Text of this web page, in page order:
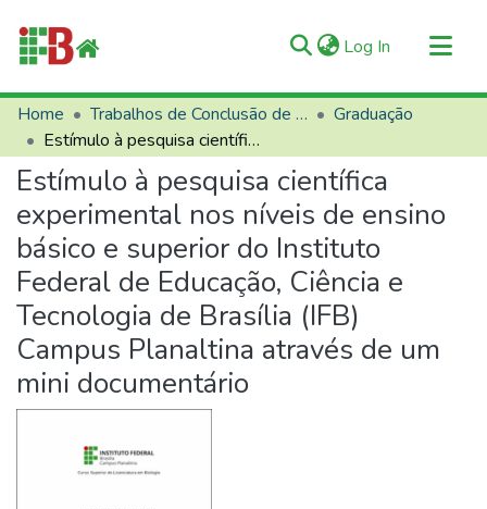
Log In (current)
Communities & Collections
All of RIIFB
Manuals and Terms
Statistics
About RIIFB
Help
Contacts
Home Trabalhos de Conclusão de Curso (TCCs)
Graduação
Estímulo à pesquisa científica experimental nos níveis de ensino básico e superior do Instituto Federal de Educação, Ciência e Tecnologia de Brasília (IFB) Campus Planaltina através de um mini documentário
Estímulo à pesquisa científica
experimental nos níveis de ensino
básico e superior do Instituto
Federal de Educação, Ciência e
Tecnologia de Brasília (IFB)
Campus Planaltina através de um
mini documentário